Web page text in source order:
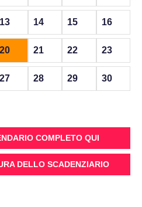
13 14 15 16
20 21 22 23
27 28 29 30
COMPLETO QUI
DELLO SCADENZIARIO